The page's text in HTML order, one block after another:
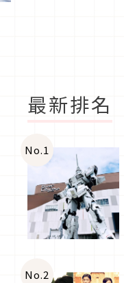
最新排名
No.1
No.2